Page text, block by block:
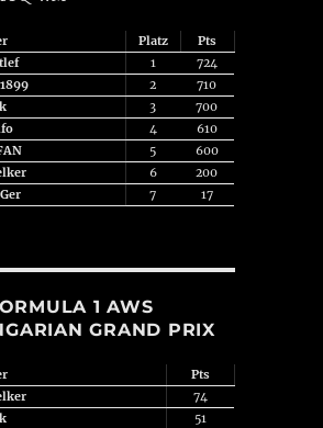
Platz
Pts
1
724
2
710
3
700
4
610
5
600
6
200
7 17
1 AWS
GRAND PRIX
Pts
74
51